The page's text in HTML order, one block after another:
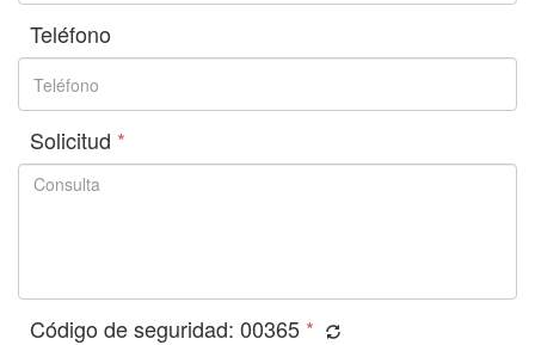
Teléfono
Solicitud *
Código de seguridad: 00365 *